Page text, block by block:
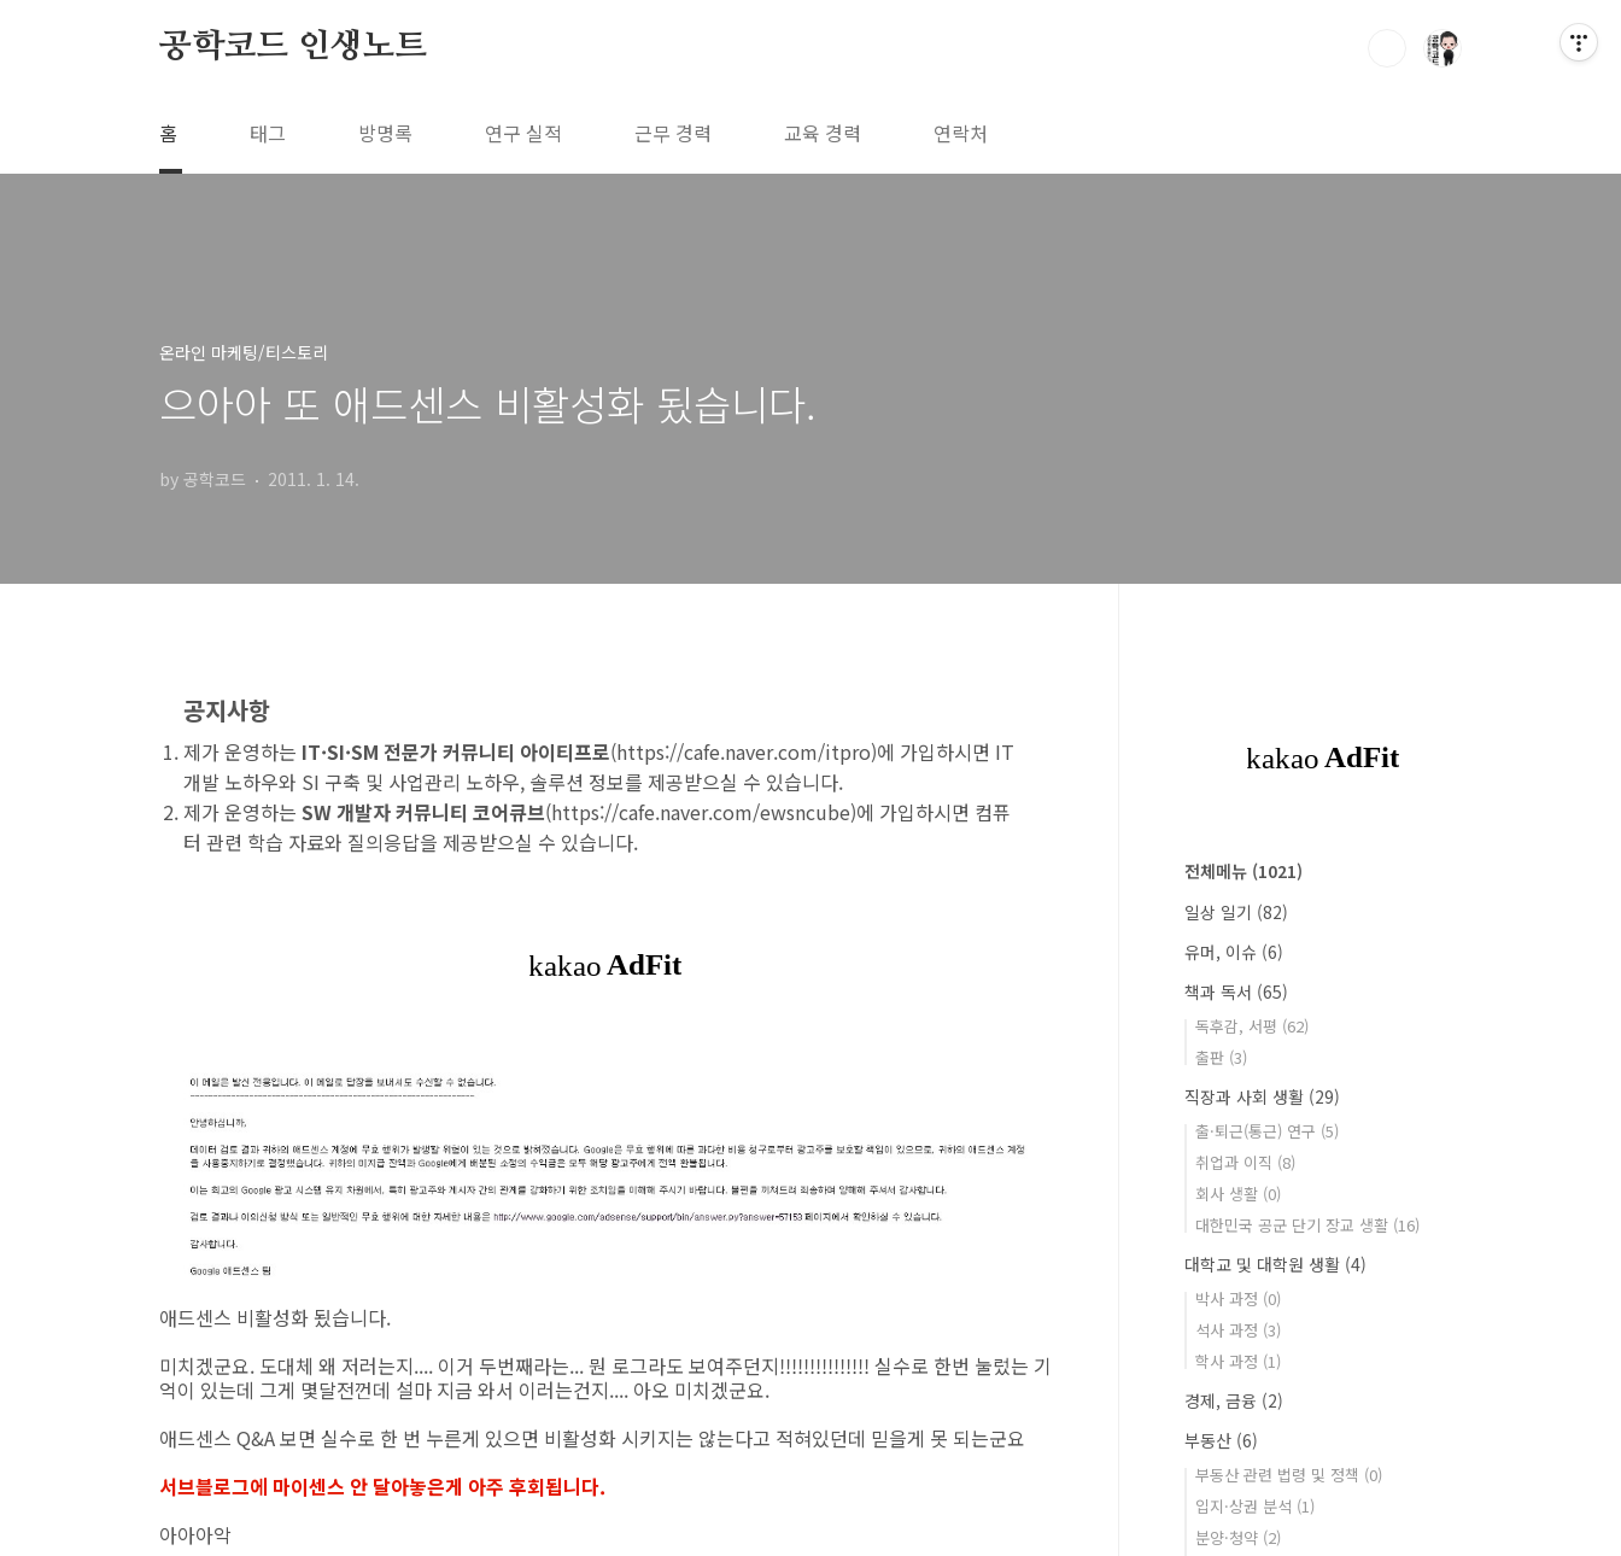
공학코드 인생노트
홈 태그 방명록 연구 실적 근무 경력 교육 경력 연락처
온라인 마케팅/티스토리
으아아 또 애드센스 비활성화 됬습니다.
by 공학코드 2011. 1. 14.
공지사항
제가 운영하는 IT·SI·SM 전문가 커뮤니티 아이티프로(https://cafe.naver.com/itpro)에 가입하시면 IT
개발 노하우와 SI 구축 및 사업관리 노하우, 솔루션 정보를 제공받으실 수 있습니다.
제가 운영하는 SW 개발자 커뮤니티 코어큐브(https://cafe.naver.com/ewsncube)에 가입하시면 컴퓨
터 관련 학습 자료와 질의응답을 제공받으실 수 있습니다.
애드센스 비활성화 됬습니다.
미치겠군요. 도대체 왜 저러는지.... 이거 두번째라는... 뭔 로그라도 보여주던지!!!!!!!!!!!!!!! 실수로 한번 눌렀는 기
억이 있는데 그게 몇달전껀데 설마 지금 와서 이러는건지.... 아오 미치겠군요.
애드센스 Q&A 보면 실수로 한 번 누른게 있으면 비활성화 시키지는 않는다고 적혀있던데 믿을게 못 되는군요
서브블로그에 마이센스 안 달아놓은게 아주 후회됩니다.
아아아악
전체메뉴 (1021)
일상 일기 (82)
유머, 이슈 (6)
책과 독서 (65)
독후감, 서평 (62)
출판 (3)
직장과 사회 생활 (29)
출·퇴근(통근) 연구 (5)
취업과 이직 (8)
회사 생활 (0)
대한민국 공군 단기 장교 생활 (16)
대학교 및 대학원 생활 (4)
박사 과정 (0)
석사 과정 (3)
학사 과정 (1)
경제, 금융 (2)
부동산 (6)
부동산 관련 법령 및 정책 (0)
입지·상권 분석 (1)
분양·청약 (2)